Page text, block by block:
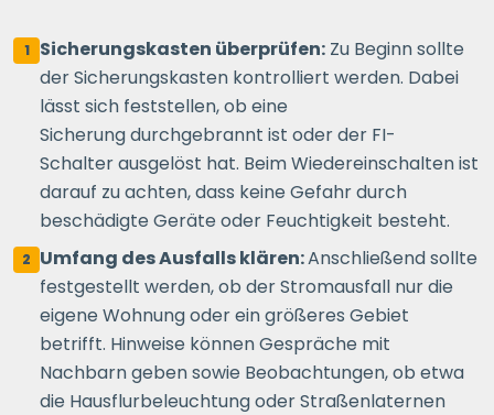
1 Sicherungskasten überprüfen: Zu Beginn sollte
der Sicherungskasten kontrolliert werden. Dabei
lässt sich feststellen, ob eine
Sicherung durchgebrannt ist oder der FI-
Schalter ausgelöst hat. Beim Wiedereinschalten ist
darauf zu achten, dass keine Gefahr durch
beschädigte Geräte oder Feuchtigkeit besteht.
2 Umfang des Ausfalls klären:Anschließend sollte
festgestellt werden, ob der Stromausfall nur die
eigene Wohnung oder ein größeres Gebiet
betrifft. Hinweise können Gespräche mit
Nachbarn geben sowie Beobachtungen, ob etwa
die Hausflurbeleuchtung oder Straßenlaternen